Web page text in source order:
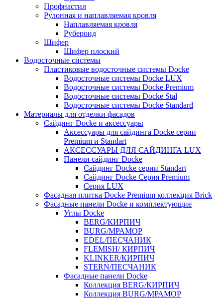
Профнастил
Рулонная и наплавляемая кровля
Наплавляемая кровля
Рубероид
Шифер
Шифер плоский
Водосточные системы
Пластиковые водосточные системы Docke
Водосточные системы Docke LUX
Водосточные системы Docke Premium
Водосточные системы Docke Stal
Водосточные системы Docke Standard
Материалы для отделки фасадов
Сайдинг Docke и аксессуары
Аксессуары для сайдинга Docke серии
Premium и Standart
АКСЕССУАРЫ ДЛЯ САЙДИНГА LUX
Панели сайдинг Docke
Cайдинг Docke серии Standart
Сайдинг Docke Серия Premium
Серия LUX
Фасадная плитка Docke Premium коллекция Brick
Фасадные панели Docke и комплектующие
Углы Docke
BERG/КИРПИЧ
BURG/МРАМОР
EDEL/ПЕСЧАНИК
FLEMISH/ КИРПИЧ
KLINKER/КИРПИЧ
STERN/ПЕСЧАНИК
Фасадные панели Docke
Коллекция BERG/КИРПИЧ
Коллекция BURG/МРАМОР